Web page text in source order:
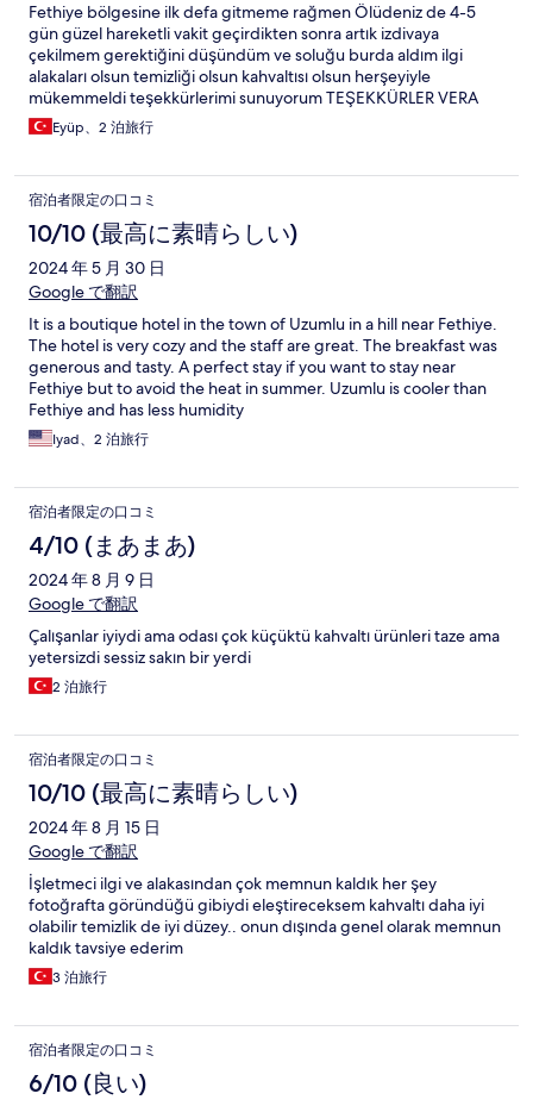
Fethiye bölgesine ilk defa gitmeme rağmen Ölüdeniz de 4-5
gün güzel hareketli vakit geçirdikten sonra artık izdivaya
çekilmem gerektiğini düşündüm ve soluğu burda aldım ilgi
alakaları olsun temizliği olsun kahvaltısı olsun herşeyiyle
mükemmeldi teşekkürlerimi sunuyorum TEŞEKKÜRLER VERA
ailesi 🙏❤️
Eyüp、2 泊旅行
宿泊者限定の口コミ
10/10 (最高に素晴らしい)
2024 年 5 月 30 日
Google で翻訳
It is a boutique hotel in the town of Uzumlu in a hill near Fethiye.
The hotel is very cozy and the staff are great. The breakfast was
generous and tasty. A perfect stay if you want to stay near
Fethiye but to avoid the heat in summer. Uzumlu is cooler than
Fethiye and has less humidity
Iyad、2 泊旅行
宿泊者限定の口コミ
4/10 (まあまあ)
2024 年 8 月 9 日
Google で翻訳
Çalışanlar iyiydi ama odası çok küçüktü kahvaltı ürünleri taze ama
yetersizdi sessiz sakın bir yerdi
2 泊旅行
宿泊者限定の口コミ
10/10 (最高に素晴らしい)
2024 年 8 月 15 日
Google で翻訳
İşletmeci ilgi ve alakasından çok memnun kaldık her şey
fotoğrafta göründüğü gibiydi eleştireceksem kahvaltı daha iyi
olabilir temizlik de iyi düzey.. onun dışında genel olarak memnun
kaldık tavsiye ederim
3 泊旅行
宿泊者限定の口コミ
6/10 (良い)